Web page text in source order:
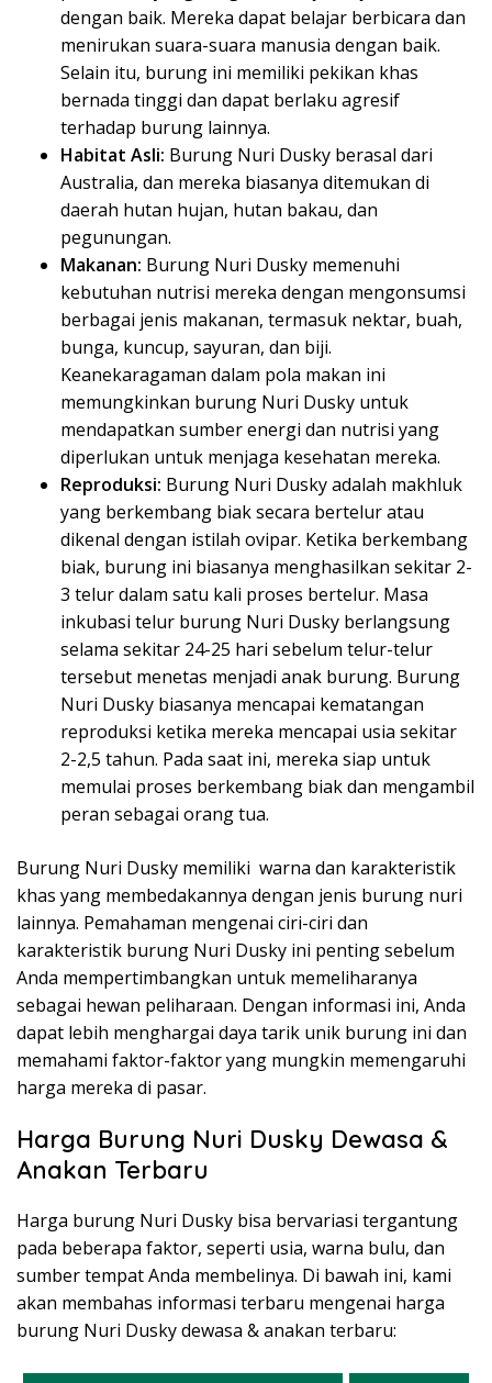
dengan baik. Mereka dapat belajar berbicara dan
menirukan suara-suara manusia dengan baik.
Selain itu, burung ini memiliki pekikan khas
bernada tinggi dan dapat berlaku agresif
terhadap burung lainnya.
Habitat Asli: Burung Nuri Dusky berasal dari
Australia, dan mereka biasanya ditemukan di
daerah hutan hujan, hutan bakau, dan
pegunungan.
Makanan: Burung Nuri Dusky memenuhi
kebutuhan nutrisi mereka dengan mengonsumsi
berbagai jenis makanan, termasuk nektar, buah,
bunga, kuncup, sayuran, dan biji.
Keanekaragaman dalam pola makan ini
memungkinkan burung Nuri Dusky untuk
mendapatkan sumber energi dan nutrisi yang
diperlukan untuk menjaga kesehatan mereka.
Reproduksi: Burung Nuri Dusky adalah makhluk
yang berkembang biak secara bertelur atau
dikenal dengan istilah ovipar. Ketika berkembang
biak, burung ini biasanya menghasilkan sekitar 2-
3 telur dalam satu kali proses bertelur. Masa
inkubasi telur burung Nuri Dusky berlangsung
selama sekitar 24-25 hari sebelum telur-telur
tersebut menetas menjadi anak burung. Burung
Nuri Dusky biasanya mencapai kematangan
reproduksi ketika mereka mencapai usia sekitar
2-2,5 tahun. Pada saat ini, mereka siap untuk
memulai proses berkembang biak dan mengambil
peran sebagai orang tua.
Burung Nuri Dusky memiliki warna dan karakteristik
khas yang membedakannya dengan jenis burung nuri
lainnya. Pemahaman mengenai ciri-ciri dan
karakteristik burung Nuri Dusky ini penting sebelum
Anda mempertimbangkan untuk memeliharanya
sebagai hewan peliharaan. Dengan informasi ini, Anda
dapat lebih menghargai daya tarik unik burung ini dan
memahami faktor-faktor yang mungkin memengaruhi
harga mereka di pasar.
Harga Burung Nuri Dusky Dewasa &
Anakan Terbaru
Harga burung Nuri Dusky bisa bervariasi tergantung
pada beberapa faktor, seperti usia, warna bulu, dan
sumber tempat Anda membelinya. Di bawah ini, kami
akan membahas informasi terbaru mengenai harga
burung Nuri Dusky dewasa & anakan terbaru: